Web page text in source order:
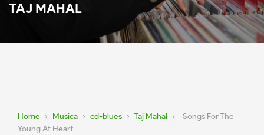
TAJ MAHAL
Home › Musica › cd-blues › Taj Mahal ›
Songs For The
Young At Heart